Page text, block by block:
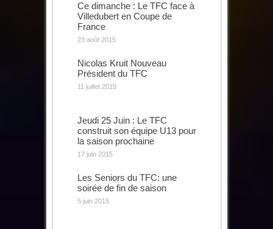
Ce dimanche : Le TFC face à
Villedubert en Coupe de
France
23 août 2015
Nicolas Kruit Nouveau
Président du TFC
11 juillet 2015
Jeudi 25 Juin : Le TFC
construit son équipe U13 pour
la saison prochaine
17 juin 2015
Les Seniors du TFC: une
soirée de fin de saison
5 juin 2015